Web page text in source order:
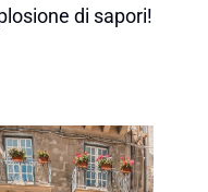
di sapori!